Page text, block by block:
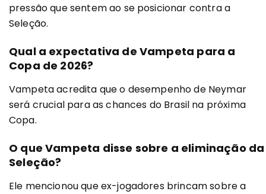
pressão que sentem ao se posicionar contra a
Seleção.
Qual a expectativa de Vampeta para a
Copa de 2026?
Vampeta acredita que o desempenho de Neymar
será crucial para as chances do Brasil na próxima
Copa.
O que Vampeta disse sobre a eliminação da
Seleção?
Ele mencionou que ex-jogadores brincam sobre a